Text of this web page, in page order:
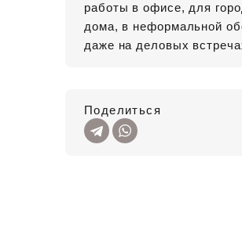
работы в офисе, для
дома, в неформальной
даже на деловых
Поделиться